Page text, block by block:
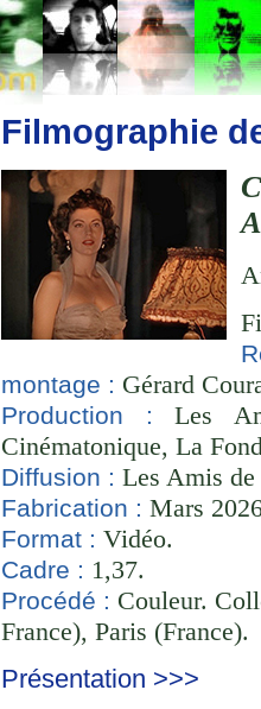
Filmographie
montage : Gérard
Production :
Les
Cinématonique, La
Diffusion : Les Amis
Fabrication : Mars
Format : Vidéo.
Cadre : 1,37.
Procédé : Couleur.
France), Paris (France).
Présentation >>>